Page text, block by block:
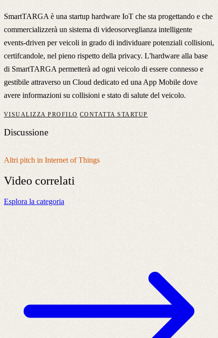
SmartTARGA è una startup hardware IoT che sta progettando e che
commercializzerà un sistema di videosorveglianza intelligente
events-driven per veicoli in grado di individuare potenziali collisioni,
certifcandole, nel pieno rispetto della privacy. L'hardware alla base
di SmartTARGA permetterà ad ogni veicolo di essere connesso e
gestibile attraverso un Cloud dedicato ed una App Mobile dove
avere informazioni su collisioni e stato di salute del veicolo.
VISUALIZZA PROFILO CONTATTA STARTUP
Discussione
Altri pitch in Internet of Things
Video correlati
Esplora la categoria